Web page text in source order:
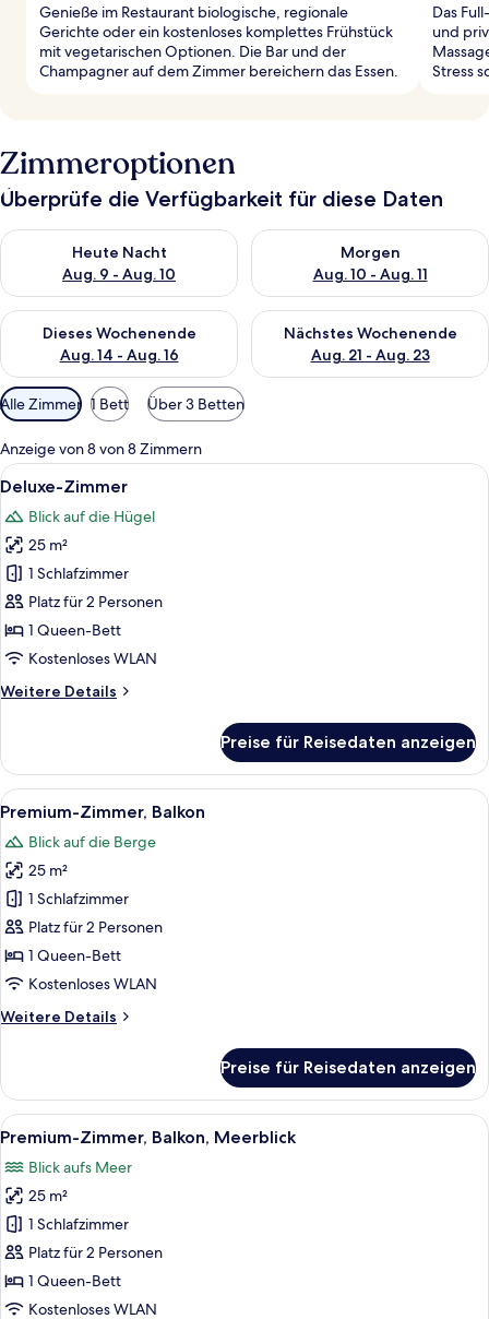
Genieße im Restaurant biologische, regionale
Gerichte oder ein kostenloses komplettes Frühstück
mit vegetarischen Optionen. Die Bar und der
Champagner auf dem Zimmer bereichern das Essen.
Das
und
Stress
Zimmeroptionen
Überprüfe die Verfügbarkeit für diese Daten
Heute Nacht
Aug. 9 - Aug. 10
Überprüfe die Verfügbarkeit für heute Nacht, Aug. 9 - Aug.
Morgen
Aug. 10 - Aug. 11
Überprüfe die Verfügbarkeit
Dieses Wochenende
Aug. 14 - Aug. 16
Überprüfe die Verfügbarkeit für dieses Wochenende, Aug. 14
Nächstes Wochenende
Aug. 21 - Aug. 23
Überprüfe die Verfügbarkeit
Verfügbare
Filter
für
Zimmer
Alle Zimmer 1 Bett Über 3 Betten
Anzeige von 8 von 8 Zimmern
Alle
Fotos
für
Deluxe-
Zimmer
anzeigen
Ein ordentlich bezogenes Bett mit
6
Deluxe-Zimmer
Blick auf die Hügel
25 m²
1 Schlafzimmer
Platz für 2 Personen
1 Queen-Bett
Kostenloses WLAN
Weitere Details
Weitere
Zimmer
Preise für Reisedaten anzeigen
Alle
Fotos
für
Premium-
Zimmer,
Balkon
anzeigen
Ein modernes Schlafzimmer mit
8
Premium-Zimmer, Balkon
Blick auf die Berge
25 m²
1 Schlafzimmer
Platz für 2 Personen
1 Queen-Bett
Kostenloses WLAN
Weitere Details
Weitere
Zimmer,
Balkon
Preise für Reisedaten anzeigen
Alle
Fotos
für
Premium-
Zimmer,
Balkon,
Meerblick
anzeigen
Ein modernes Hotelzimmer mit
8
Premium-Zimmer, Balkon, Meerblick
Blick aufs Meer
25 m²
1 Schlafzimmer
Platz für 2 Personen
1 Queen-Bett
Kostenloses WLAN